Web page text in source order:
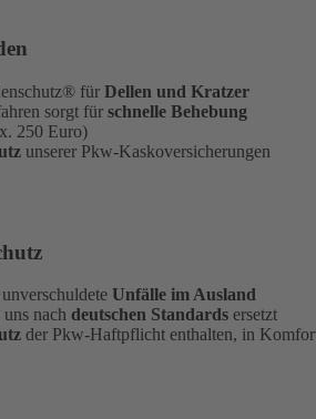
für Dellen und Kratzer
sorgt für schnelle Behebung
250 Euro)
unserer Pkw-Kaskoversicherungen
Unfälle im Ausland
nach deutschen Standards ersetzt
der Pkw-Haftpflicht enthalten, in